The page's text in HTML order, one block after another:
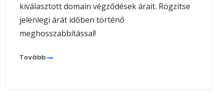
kiválasztott domain végződések árait. Rögzítse
jelenlegi árát időben történő
meghosszabbítással!
Tovább